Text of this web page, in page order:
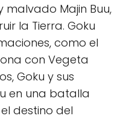
Majin Buu,
la Tierra. Goku
como el
con Vegeta
Goku y sus
en una batalla
destino del